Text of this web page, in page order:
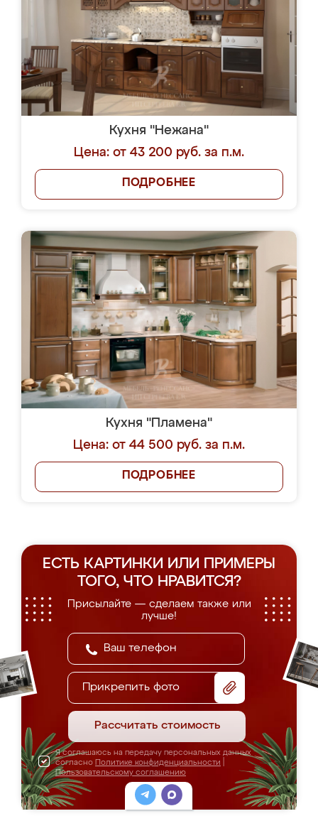
Кухня "Нежана"
Цена: от 43 200 руб. за п.м.
ПОДРОБНЕЕ
Кухня "Пламена"
Цена: от 44 500 руб. за п.м.
ПОДРОБНЕЕ
ЕСТЬ КАРТИНКИ ИЛИ ПРИМЕРЫ
ТОГО, ЧТО НРАВИТСЯ?
Присылайте — сделаем также или
лучше!
Прикрепить фото
Рассчитать стоимость
Я соглашаюсь на передачу персональных данных
согласно Политике конфиденциальности
Пользовательскому соглашению